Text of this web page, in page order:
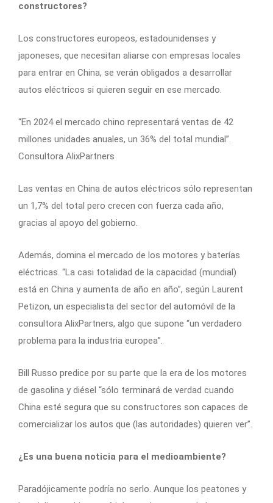
constructores?
Los constructores europeos, estadounidenses y
japoneses, que necesitan aliarse con empresas locales
para entrar en China, se verán obligados a desarrollar
autos eléctricos si quieren seguir en ese mercado.
“En 2024 el mercado chino representará ventas de 42
millones unidades anuales, un 36% del total mundial”.
Consultora AlixPartners
Las ventas en China de autos eléctricos sólo representan
un 1,7% del total pero crecen con fuerza cada año,
gracias al apoyo del gobierno.
Además, domina el mercado de los motores y baterías
eléctricas. “La casi totalidad de la capacidad (mundial)
está en China y aumenta de año en año”, según Laurent
Petizon, un especialista del sector del automóvil de la
consultora AlixPartners, algo que supone “un verdadero
problema para la industria europea”.
Bill Russo predice por su parte que la era de los motores
de gasolina y diésel “sólo terminará de verdad cuando
China esté segura que su constructores son capaces de
comercializar los autos que (las autoridades) quieren ver”.
¿Es una buena noticia para el medioambiente?
Paradójicamente podría no serlo. Aunque los peatones y